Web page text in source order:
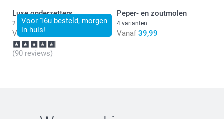
Voor 16u besteld, morgen
in huis!
Luxe onderzetters
2 varianten
Vanaf 24,99
(90 reviews)
Peper- en zoutmolen
4 varianten
Vanaf 39,99